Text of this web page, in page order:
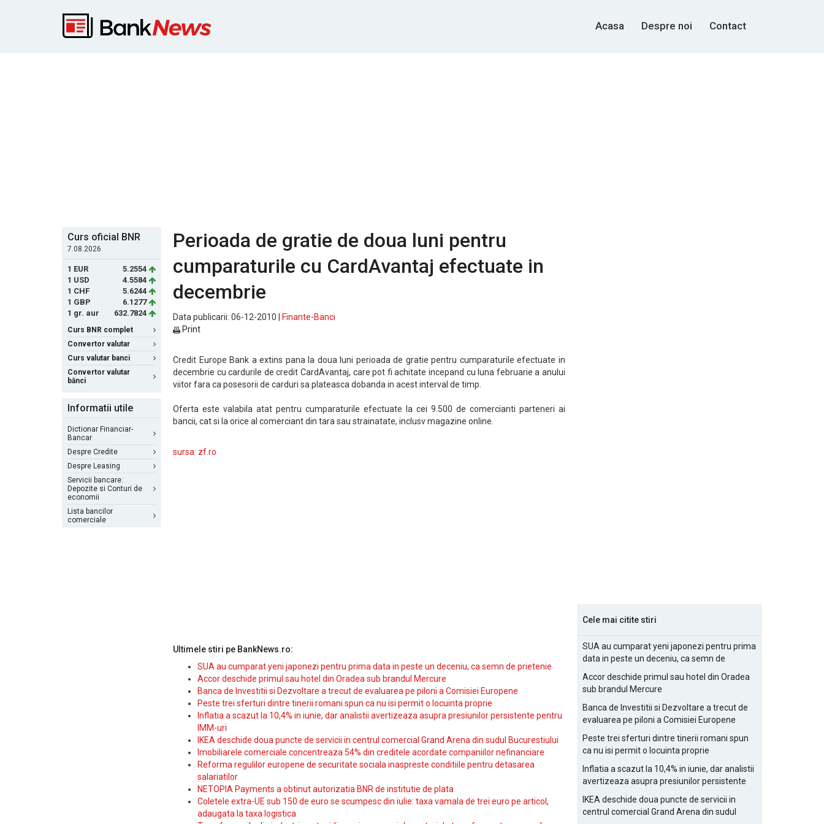
Acasa Despre noi Contact
Curs oficial BNR
7.08.2026
1 EUR
5.2554
1 USD
4.5584
1 CHF
5.6244
1 GBP
6.1277
1 gr. aur
632.7824
Curs BNR complet
Convertor valutar
Curs valutar banci
Convertor valutar
bănci
Informatii utile
Dictionar Financiar-
Bancar
Despre Credite
Despre Leasing
Servicii bancare:
Depozite si Conturi de
economii
Lista bancilor
comerciale
Perioada de gratie de doua luni pentru
cumparaturile cu CardAvantaj efectuate in
decembrie
Data publicarii: 06-12-2010 |
Finante-Banci
Print
Credit Europe Bank a extins pana la doua luni perioada de gratie pentru cumparaturile efectuate in
decembrie cu cardurile de credit CardAvantaj, care pot fi achitate incepand cu luna februarie a anului
viitor fara ca posesorii de carduri sa plateasca dobanda in acest interval de timp.
Oferta este valabila atat pentru cumparaturile efectuate la cei 9.500 de comercianti parteneri ai
bancii, cat si la orice al comerciant din tara sau strainatate, inclusv magazine online.
sursa: zf.ro
Ultimele stiri pe BankNews.ro:
SUA au cumparat yeni japonezi pentru prima data in peste un deceniu, ca semn de prietenie
Accor deschide primul sau hotel din Oradea sub brandul Mercure
Banca de Investitii si Dezvoltare a trecut de evaluarea pe piloni a Comisiei Europene
Peste trei sferturi dintre tinerii romani spun ca nu isi permit o locuinta proprie
Inflatia a scazut la 10,4% in iunie, dar analistii avertizeaza asupra presiunilor persistente pentru
IMM-uri
IKEA deschide doua puncte de servicii in centrul comercial Grand Arena din sudul Bucurestiului
Imobiliarele comerciale concentreaza 54% din creditele acordate companiilor nefinanciare
Reforma regulilor europene de securitate sociala inaspreste conditiile pentru detasarea
salariatilor
NETOPIA Payments a obtinut autorizatia BNR de institutie de plata
Coletele extra-UE sub 150 de euro se scumpesc din iulie: taxa vamala de trei euro pe articol,
adaugata la taxa logistica
Cele mai citite stiri
SUA au cumparat yeni japonezi pentru prima
data in peste un deceniu, ca semn de
Accor deschide primul sau hotel din Oradea
sub brandul Mercure
Banca de Investitii si Dezvoltare a trecut de
evaluarea pe piloni a Comisiei Europene
Peste trei sferturi dintre tinerii romani spun
ca nu isi permit o locuinta proprie
Inflatia a scazut la 10,4% in iunie, dar analistii
avertizeaza asupra presiunilor persistente
IKEA deschide doua puncte de servicii in
centrul comercial Grand Arena din sudul